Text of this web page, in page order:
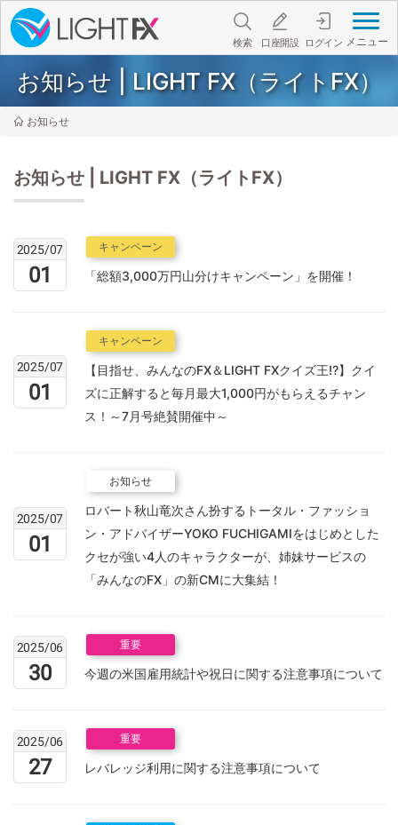
メニュー
検索 口座開設 ログイン
お知らせ | LIGHT FX（ライトFX）
お知らせ
お知らせ | LIGHT FX（ライトFX）
2025/07
01
キャンペーン
「総額3,000万円山分けキャンペーン」を開催！
2025/07
01
キャンペーン
【目指せ、みんなのFX＆LIGHT FXクイズ王!?】クイ
ズに正解すると毎月最大1,000円がもらえるチャン
ス！～7月号絶賛開催中～
2025/07
01
お知らせ
ロバート秋山竜次さん扮するトータル・ファッショ
ン・アドバイザーYOKO FUCHIGAMIをはじめとした
クセが強い4人のキャラクターが、姉妹サービスの
「みんなのFX」の新CMに大集結！
2025/06
30
重要
今週の米国雇用統計や祝日に関する注意事項について
2025/06
27
重要
レバレッジ利用に関する注意事項について